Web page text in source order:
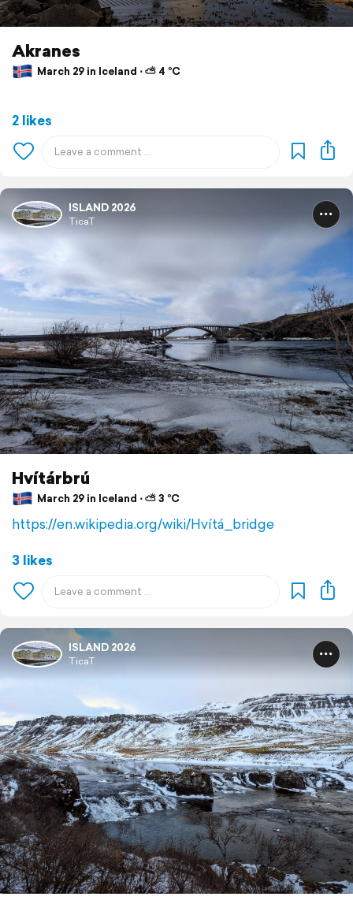
Akranes
March 29 in Iceland ⋅ ⛅ 4 °C
2 likes
ISLAND 2026
TicaT
Hvítárbrú
March 29 in Iceland ⋅ ⛅ 3 °C
https://en.wikipedia.org/wiki/Hvítá_bridge
3 likes
ISLAND 2026
TicaT